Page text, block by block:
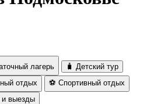
лагерь
🧳 Детский тур
отдых
⚽ Спортивный отдых
и выезды